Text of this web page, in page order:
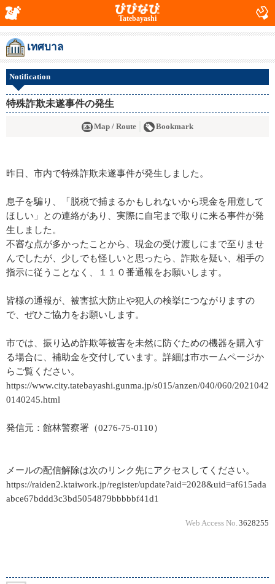
Tatebayashi
เทศบาล
Notification
特殊詐欺未遂事件の発生
Map / Route Bookmark
昨日、市内で特殊詐欺未遂事件が発生しました。
息子を騙り、「脱税で捕まるかもしれないから現金を用意して
ほしい」との連絡があり、実際に自宅まで取りに来る事件が発
生しました。
不審な点が多かったことから、現金の受け渡しにまで至りませ
んでしたが、少しでも怪しいと思ったら、詐欺を疑い、相手の
指示に従うことなく、１１０番通報をお願いします。
皆様の通報が、被害拡大防止や犯人の検挙につながりますの
で、ぜひご協力をお願いします。
市では、振り込め詐欺等被害を未然に防ぐための機器を購入す
る場合に、補助金を交付しています。詳細は市ホームページか
らご覧ください。
https://www.city.tatebayashi.gunma.jp/s015/anzen/040/060/2021042
0140245.html
発信元：館林警察署（0276-75-0110）
メールの配信解除は次のリンク先にアクセスしてください。
https://raiden2.ktaiwork.jp/register/update?aid=2028&uid=af615ada
abce67bddd3c3bd5054879bbbbbf41d1
Web Access No. 3628255